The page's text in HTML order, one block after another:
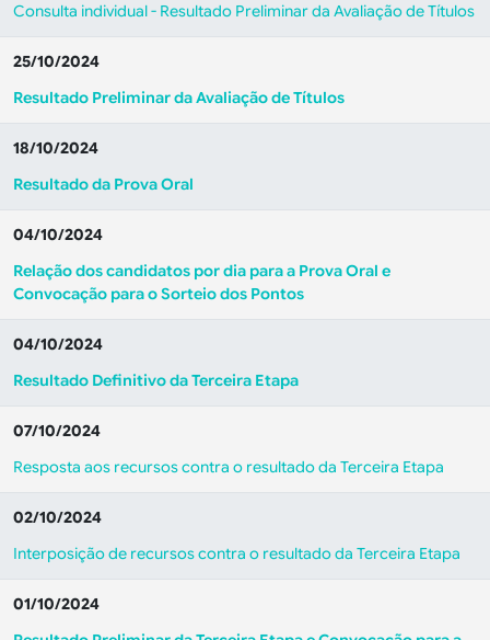
Consulta individual - Resultado Preliminar da Avaliação de Títulos
25/10/2024
Resultado Preliminar da Avaliação de Títulos
18/10/2024
Resultado da Prova Oral
04/10/2024
Relação dos candidatos por dia para a Prova Oral e
Convocação para o Sorteio dos Pontos
04/10/2024
Resultado Definitivo da Terceira Etapa
07/10/2024
Resposta aos recursos contra o resultado da Terceira Etapa
02/10/2024
Interposição de recursos contra o resultado da Terceira Etapa
01/10/2024